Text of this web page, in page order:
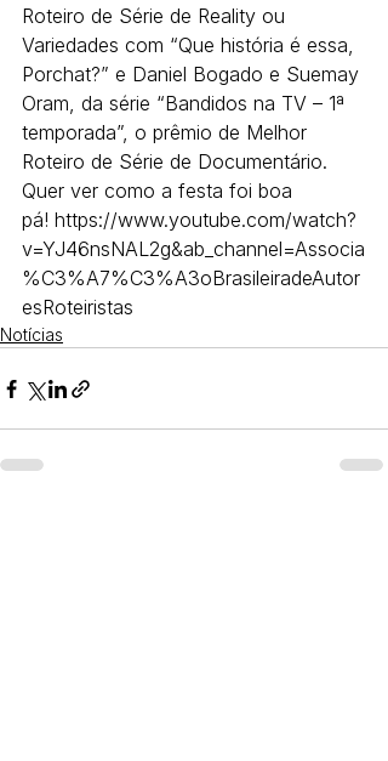
Roteiro de Série de Reality ou
Variedades com “Que história é essa,
Porchat?” e Daniel Bogado e Suemay
Oram, da série “Bandidos na TV – 1ª
temporada”, o prêmio de Melhor
Roteiro de Série de Documentário.
Quer ver como a festa foi boa
pá! https://www.youtube.com/watch?
v=YJ46nsNAL2g&ab_channel=Associa
%C3%A7%C3%A3oBrasileiradeAutor
esRoteiristas
Notícias